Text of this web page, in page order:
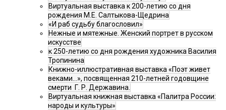
Виртуальная выставка к 200-летию со дня
рождения М.Е. Салтыкова-Щедрина
«И раб судьбу благословил»
Нежные и мятежные. Женский портрет в русском
искусстве
к 250-летию со дня рождения художника Василия
Тропинина
Книжно-иллюстративная выставка «Поэт живет
веками…», посвященная 210-летней годовщине
смерти Г. Р. Державина.
Виртуальная книжная выставка «Палитра России:
народы и культуры»